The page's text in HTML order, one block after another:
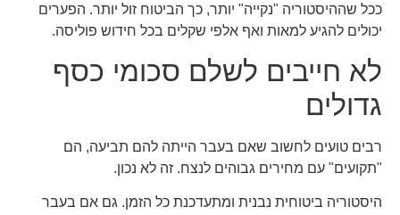
ככל שההיסטוריה "נקייה" יותר, כך הביטוח זול יותר. הפערים
יכולים להגיע למאות ואף אלפי שקלים בכל חידוש פוליסה.
לא חייבים לשלם סכומי כסף
גדולים
רבים טועים לחשוב שאם בעבר הייתה להם תביעה, הם
"תקועים" עם מחירים גבוהים לנצח. זה לא נכון.
היסטוריה ביטוחית נבנית ומתעדכנת כל הזמן. גם אם בעבר